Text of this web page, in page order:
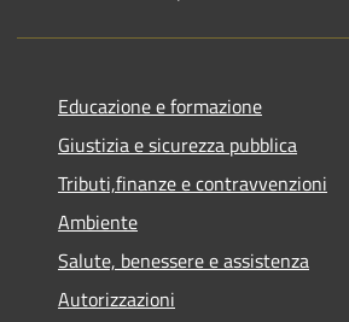
Educazione e formazione
Giustizia e sicurezza pubblica
Tributi,finanze e contravvenzioni
Ambiente
Salute, benessere e assistenza
Autorizzazioni